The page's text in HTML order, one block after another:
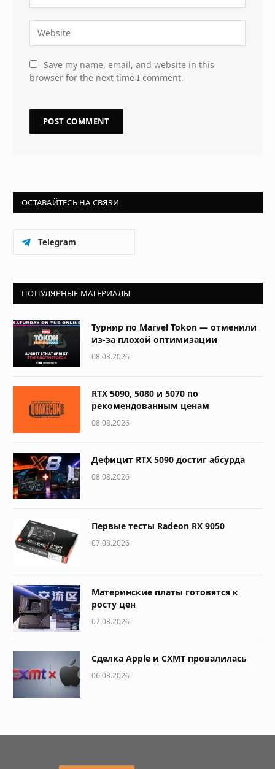
Save my name, email, and website in this
browser for the next time I comment.
ОСТАВАЙТЕСЬ НА СВЯЗИ
Telegram
ПОПУЛЯРНЫЕ МАТЕРИАЛЫ
Турнир по Marvel Tokon — отменили
из-за плохой оптимизации
08.08.2026
RTX 5090, 5080 и 5070 по
рекомендованным ценам
08.08.2026
Дефицит RTX 5090 достиг абсурда
08.08.2026
Первые тесты Radeon RX 9050
07.08.2026
Материнские платы готовятся к
росту цен
07.08.2026
Сделка Apple и CXMT провалилась
06.08.2026